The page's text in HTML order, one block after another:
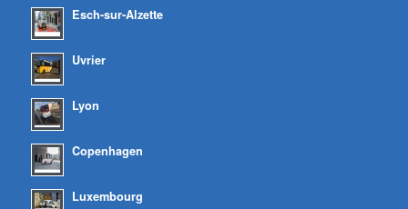
Esch-sur-Alzette
Uvrier
Lyon
Copenhagen
Luxembourg